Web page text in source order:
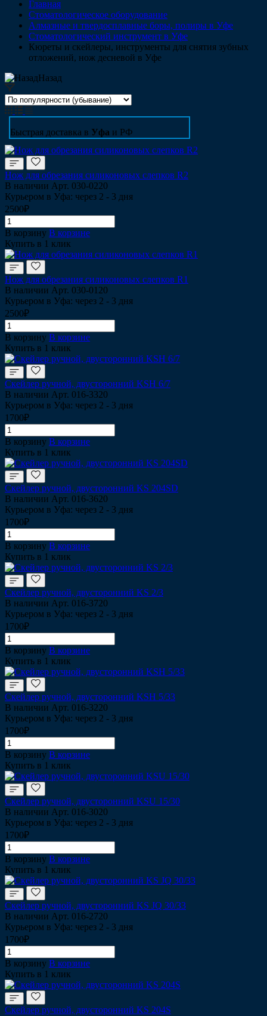
Главная
Стоматологическое оборудование
Алмазные и твердосплавные боры, полиры в Уфе
Стоматологический инструмент в Уфе
Кюреты и скейлеры, инструменты для снятия зубных
отложений, нож десневой в Уфе
Назад
Быстрая доставка в Уфа и РФ
Нож для обрезания силиконовых слепков R2
В наличии Арт. 030-0220
Курьером в Уфа: через 2 - 3 дня
2500₽
В корзину В корзине
Купить в 1 клик
Нож для обрезания силиконовых слепков R1
В наличии Арт. 030-0120
Курьером в Уфа: через 2 - 3 дня
2500₽
В корзину В корзине
Купить в 1 клик
Скейлер ручной, двусторонний KSH 6/7
В наличии Арт. 016-3320
Курьером в Уфа: через 2 - 3 дня
1700₽
В корзину В корзине
Купить в 1 клик
Скейлер ручной, двусторонний KS 204SD
В наличии Арт. 016-3620
Курьером в Уфа: через 2 - 3 дня
1700₽
В корзину В корзине
Купить в 1 клик
Скейлер ручной, двусторонний KS 2/3
В наличии Арт. 016-3720
Курьером в Уфа: через 2 - 3 дня
1700₽
В корзину В корзине
Купить в 1 клик
Скейлер ручной, двусторонний KSH 5/33
В наличии Арт. 016-3220
Курьером в Уфа: через 2 - 3 дня
1700₽
В корзину В корзине
Купить в 1 клик
Скейлер ручной, двусторонний KSU 15/30
В наличии Арт. 016-3020
Курьером в Уфа: через 2 - 3 дня
1700₽
В корзину В корзине
Купить в 1 клик
Скейлер ручной, двусторонний KS JQ 30/33
В наличии Арт. 016-2720
Курьером в Уфа: через 2 - 3 дня
1700₽
В корзину В корзине
Купить в 1 клик
Скейлер ручной, двусторонний KS 204S